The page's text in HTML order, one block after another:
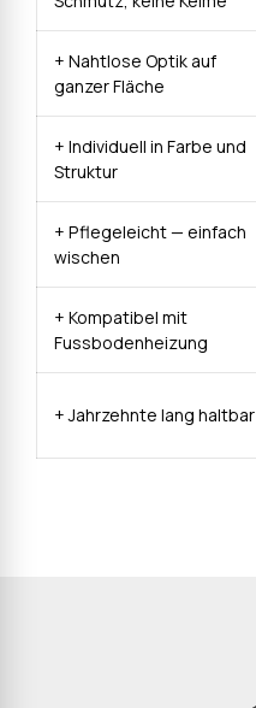
+ Nahtlose Optik auf
ganzer Fläche
+ Individuell in Farbe und
Struktur
+ Pflegeleicht — einfach
wischen
+ Kompatibel mit
Fussbodenheizung
+ Jahrzehnte lang haltbar